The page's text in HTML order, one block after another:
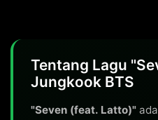
Tentang Lagu
Jungkook BTS
"Seven (feat. Latto)"